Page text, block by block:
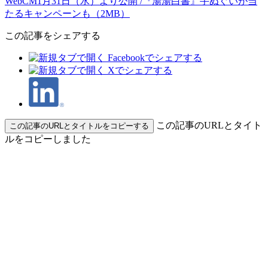
たるキャンペーンも（2MB）
この記事をシェアする
この記事のURLとタイトルをコピーする
この記事のURLとタイト
ルをコピーしました